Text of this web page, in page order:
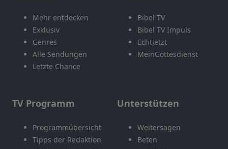
Mehr entdecken
Exklusiv
Genres
Alle Sendungen
Letzte Chance
Bibel TV
Bibel TV Impuls
EchtJetzt
MeinGottesdienst
TV Programm
Programmübersicht
Tipps der Redaktion
Unterstützen
Weitersagen
Beten